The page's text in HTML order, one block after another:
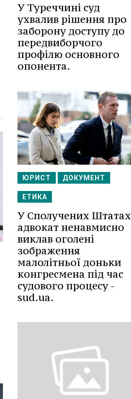
У Туреччині суд
ухвалив рішення про
заборону доступу до
передвиборчого
профілю основного
опонента.
ЮРИСТ ДОКУМЕНТ
ЕТИКА
У Сполучених Штатах
адвокат ненавмисно
виклав оголені
зображення
малолітньої доньки
конгресмена під час
судового процесу -
sud.ua.